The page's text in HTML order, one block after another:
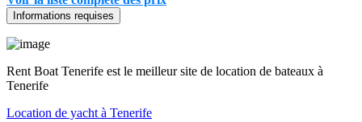
Informations requises
Rent Boat Tenerife est le meilleur site de location de bateaux à
Tenerife
Location de yacht à Tenerife